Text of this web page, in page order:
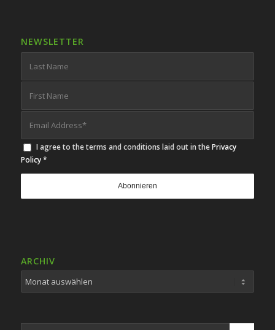
NEWSLETTER
I agree to the terms and conditions laid out in thePrivacy
Policy *
ARCHIV